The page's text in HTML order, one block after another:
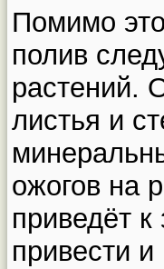
Помимо
полив
растений.
листья и
ожогов на
приведёт
привести и